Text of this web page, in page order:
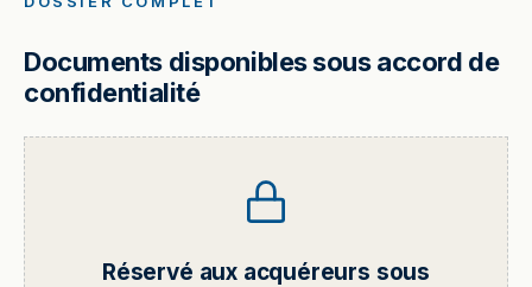
Documents disponibles sous accord de
confidentialité
Réservé aux acquéreurs sous